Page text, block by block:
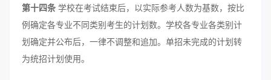
第十四条 学校在考试结束后，以实际参考人数为基数，按比
例确定各专业不同类别考生的计划数。学校各专业各类别计
划确定并公布后，一律不调整和追加。单招未完成的计划转
为统招计划使用。